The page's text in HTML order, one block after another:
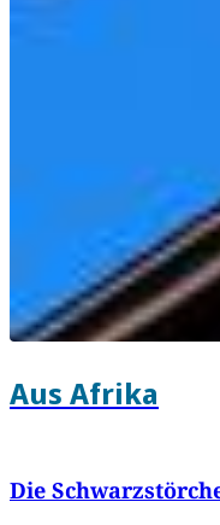
Aus Afrika
Die